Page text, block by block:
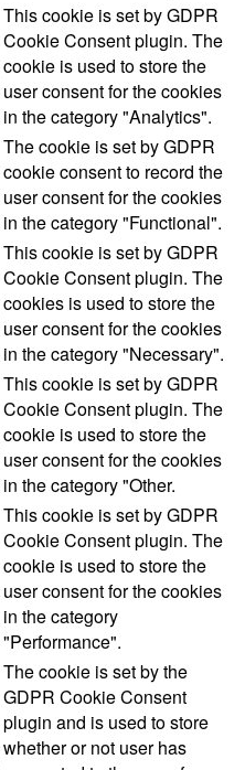
This cookie is set by GDPR
Cookie Consent plugin. The
cookie is used to store the
user consent for the cookies
in the category "Analytics".
The cookie is set by GDPR
cookie consent to record the
user consent for the cookies
in the category "Functional".
This cookie is set by GDPR
Cookie Consent plugin. The
cookies is used to store the
user consent for the cookies
in the category "Necessary".
This cookie is set by GDPR
Cookie Consent plugin. The
cookie is used to store the
user consent for the cookies
in the category "Other.
This cookie is set by GDPR
Cookie Consent plugin. The
cookie is used to store the
user consent for the cookies
in the category
"Performance".
The cookie is set by the
GDPR Cookie Consent
plugin and is used to store
whether or not user has